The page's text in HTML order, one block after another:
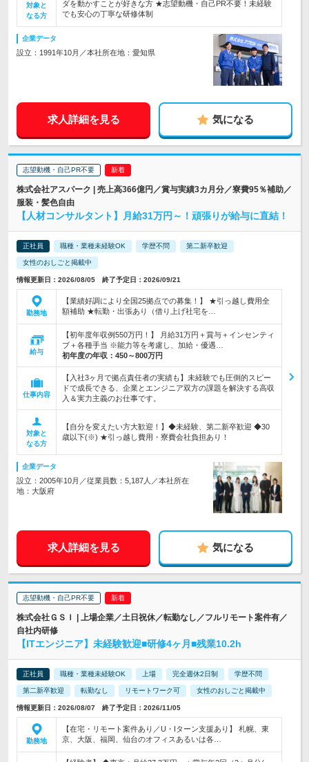
対象と
なる方
ダを動かすことが好きな方 ★志望動機・自己PR不要！未経験
でも安心の丁寧な研修体制
企業データ
設立：1991年10月／本社所在地：愛知県
求人詳細を見る 気になる
志望動機・自己PR不要
株式会社アスパーク | 売上高366億円／賞与実績3カ月分／寮費95％補助／
服装・髪色自由
【人材コンサルタント】月給31万円～！頑張りが給与に直結！
正社員 職種・業種未経験OK 学歴不問 第二新卒歓迎
女性のおしごと掲載中
情報更新日：2026/08/05 終了予定日：2026/09/21
勤務地
【業績好調により全国25拠点での募集！】 ★引っ越し費用全
額補助 ★転勤・出張あり（借り上げ社宅を…
給与
【初年度年収例550万円！】 月給31万円＋賞与＋インセンティ
ブ＋各種手当 ※能力等を考慮し、加給・優遇…
初年度の年収： 450～800万円
仕事内容
【入社3ヶ月で拠点責任者の実績も】未経験でも圧倒的スピー
ドで成長できる、企業とエンジニア双方の課題を解決する高収
入＆実力主義のお仕事です。
対象と
なる方
【自分を変えたい方大歓迎！】◆未経験、第二新卒歓迎 ◆30
歳以下(※) ★引っ越し費用・寮費会社負担あり！
企業データ
設立：2005年10月／従業員数：5,187人／本社所在
地：大阪府
求人詳細を見る 気になる
志望動機・自己PR不要
株式会社ＧＳＩ | 上場企業／土日祝休／転勤なし／フルリモート案件有／
自社内研修
【ITエンジニア】未経験歓迎■研修4ヶ月■残業10.2h
正社員 職種・業種未経験OK 上場 完全週休2日制 学歴不問
第二新卒歓迎 転勤なし リモートワーク可 女性のおしごと掲載中
情報更新日：2026/08/07 終了予定日：2026/11/05
勤務地
【在宅・リモート案件あり／U・Iターン支援あり】 札幌、東
京、大阪、福岡、仙台のオフィスあるいは各…